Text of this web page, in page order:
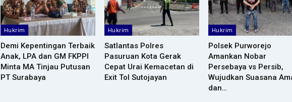
Hukrim
Demi Kepentingan Terbaik
Anak, LPA dan GM FKPPI
Minta MA Tinjau Putusan
PT Surabaya
Hukrim
Satlantas Polres
Pasuruan Kota Gerak
Cepat Urai Kemacetan di
Exit Tol Sutojayan
Hukrim
Polsek Purworejo
Amankan Nobar
Persebaya vs Persib,
Wujudkan Suasana
dan…